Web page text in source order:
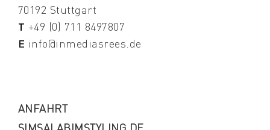
70192 Stuttgart
T +49 (0) 711 8497807
E info@inmediasrees.de
ANFAHRT